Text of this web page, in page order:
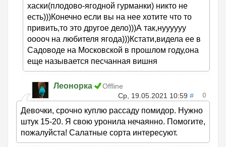
хаски(плодово-ягодной гурманки) никто не
есть)))Конечно если вы на нее хотите что то
привить,то это другое дело)))А так,нуууууу
ооооч на любителя ягода)))Кстати,видела ее в
Садоводе на Московской в прошлом году,она
еще называется песчанная вишня
Леонорка
Offline
Ср, 19.05.2021 10:59 # 0
Девочки, срочно куплю рассаду помидор. Нужно
штук 15-20. Я свою уронила нечаянно. Помогите,
пожалуйста! Салатные сорта интересуют.